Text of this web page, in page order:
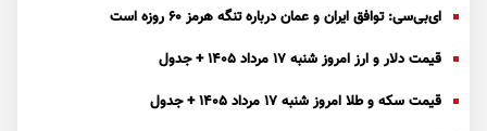
ای‌بی‌سی: توافق ایران و عمان درباره تنگه هرمز ۶۰ روزه است
قیمت دلار و ارز امروز شنبه ۱۷ مرداد ۱۴۰۵ + جدول
قیمت سکه و طلا امروز شنبه ۱۷ مرداد ۱۴۰۵ + جدول